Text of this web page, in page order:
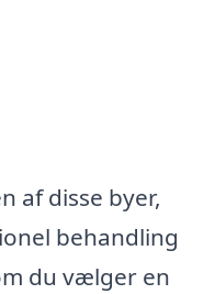
af disse byer,
behandling
du vælger en